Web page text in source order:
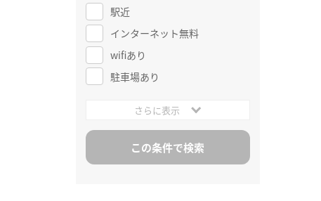
駅近
インターネット無料
wifiあり
駐車場あり
さらに表示